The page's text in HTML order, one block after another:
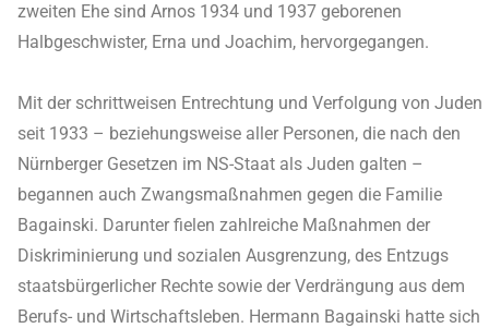
zweiten Ehe sind Arnos 1934 und 1937 geborenen
Halbgeschwister, Erna und Joachim, hervorgegangen.
Mit der schrittweisen Entrechtung und Verfolgung von Juden
seit 1933 – beziehungsweise aller Personen, die nach den
Nürnberger Gesetzen im NS-Staat als Juden galten –
begannen auch Zwangsmaßnahmen gegen die Familie
Bagainski. Darunter fielen zahlreiche Maßnahmen der
Diskriminierung und sozialen Ausgrenzung, des Entzugs
staatsbürgerlicher Rechte sowie der Verdrängung aus dem
Berufs- und Wirtschaftsleben. Hermann Bagainski hatte sich